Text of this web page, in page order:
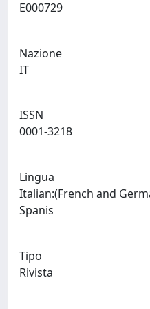
Nazione
ISSN
Lingua
Italian:(French and
Tipo
Rivista